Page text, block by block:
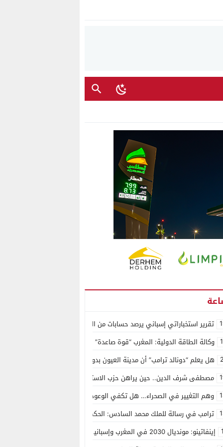
تقرير استخباراتي إسباني يرصد حسابات من الجزائر وأرقاما بـ”213+” ضمن حملة رقمية منظمة حرّضت على اقتحام سبتة
وكالة الطاقة الدولية: المغرب “قوة صاعدة” في سوق المعادن الاستراتيجية
هل يعلم “دونالد ترامب” أن مدينة العيون بدون ماء؟
مصطفى شرف الدين.. حين يراهن حزب الاستقلال على الكفاءة ويمنح الشباب
وهم التغيير في الصحراء… هل تكفي الوعود الفارغة لصناعة الواقع؟
ترامب في رسالة للملك محمد السادس: الحكم الذاتي هو الأساس الوحيد لحل
إينفاتينو: مونديال 2030 في المغرب وإسبانيا والبرتغال سيكون “الأجمل في التاريخ”